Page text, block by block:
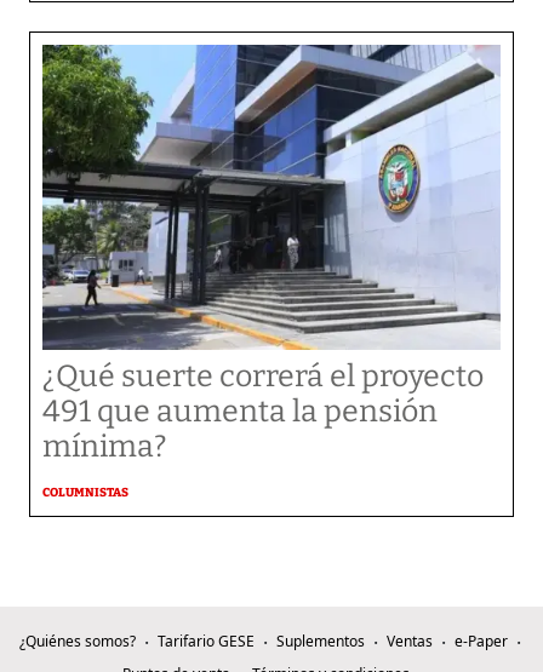
¿Qué suerte correrá el proyecto
491 que aumenta la pensión
mínima?
COLUMNISTAS
¿Quiénes somos? Tarifario GESE Suplementos Ventas
e-Paper